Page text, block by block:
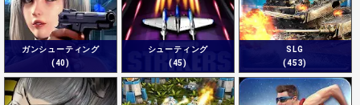
ガンシューティング
(40)
シューティング
(45)
SLG
(453)